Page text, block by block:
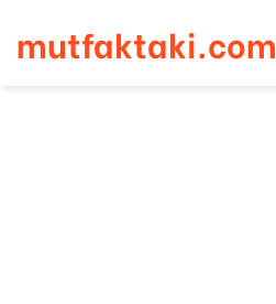
mutfaktaki.com